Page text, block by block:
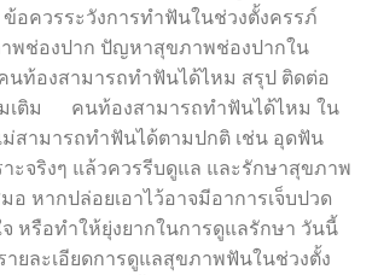
ข้อควรระวังการทำฟันในช่วงตั้งครรภ์
พช่องปาก ปัญหาสุขภาพช่องปากใน
นท้องสามารถทำฟันได้ไหม สรุป ติดต่อ
เติม คนท้องสามารถทำฟันได้ไหม ใน
สามารถทำฟันได้ตามปกติ เช่น อุดฟัน
ะจริงๆ แล้วควรรีบดูแล และรักษาสุขภาพ
อ หากปล่อยเอาไว้อาจมีอาการเจ็บปวด
หรือทำให้ยุ่งยากในการดูแลรักษา วันนี้
ยละเอียดการดูแลสุขภาพฟันในช่วงตั้ง